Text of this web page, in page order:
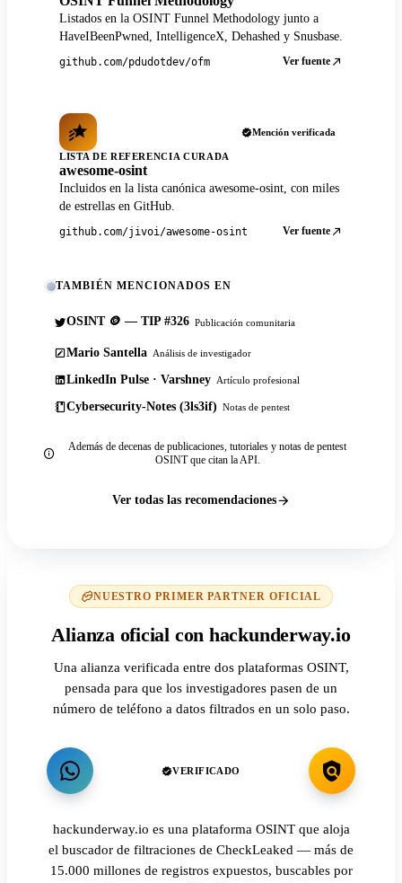
Listados en la OSINT Funnel Methodology junto a
HaveIBeenPwned, IntelligenceX, Dehashed y Snusbase.
github.com/pdudotdev/ofm Ver fuente
Mención verificada
LISTA DE REFERENCIA CURADA
awesome-osint
Incluidos en la lista canónica awesome-osint, con miles
de estrellas en GitHub.
github.com/jivoi/awesome-osint Ver fuente
TAMBIÉN MENCIONADOS EN
OSINT 🪙 — TIP #326 Publicación comunitaria
Mario Santella Análisis de investigador
LinkedIn Pulse · Varshney Artículo profesional
Cybersecurity-Notes (3ls3if) Notas de pentest
Además de decenas de publicaciones, tutoriales y notas de pentest
OSINT que citan la API.
Ver todas las recomendaciones
NUESTRO PRIMER PARTNER OFICIAL
Alianza oficial con hackunderway.io
Una alianza verificada entre dos plataformas OSINT,
pensada para que los investigadores pasen de un
número de teléfono a datos filtrados en un solo paso.
VERIFICADO
hackunderway.io es una plataforma OSINT que aloja
el buscador de filtraciones de CheckLeaked — más de
15.000 millones de registros expuestos, buscables por